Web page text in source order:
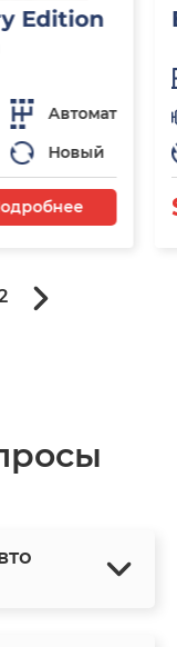
Edition
Автомат
Новый